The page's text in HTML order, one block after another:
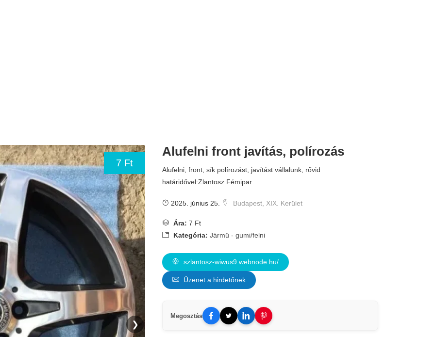
7 Ft
❯
Alufelni front javítás, polírozás
Alufelni, front, sík polírozást, javítást vállalunk, rővid
határidővel:Zlantosz Fémipar
2025. június 25. Budapest, XIX. Kerület
Ára: 7 Ft
Kategória: Jármű - gumi/felni
szlantosz-wiwus9.webnode.hu/
Üzenet a hirdetőnek
Megosztás